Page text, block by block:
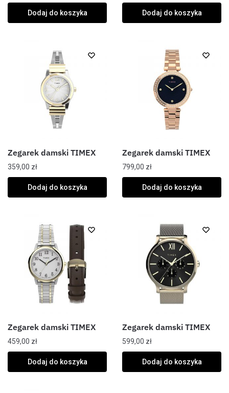
Dodaj do koszyka Dodaj do koszyka
Zegarek damski TIMEX
359,00 zł
Dodaj do koszyka
Zegarek damski TIMEX
799,00 zł
Dodaj do koszyka
Zegarek damski TIMEX
459,00 zł
Dodaj do koszyka
Zegarek damski TIMEX
599,00 zł
Dodaj do koszyka